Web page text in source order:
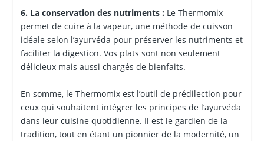
6. La conservation des nutriments :Le Thermomix
permet de cuire à la vapeur, une méthode de cuisson
idéale selon l’ayurvéda pour préserver les nutriments et
faciliter la digestion. Vos plats sont non seulement
délicieux mais aussi chargés de bienfaits.
En somme, le Thermomix est l’outil de prédilection pour
ceux qui souhaitent intégrer les principes de l’ayurvéda
dans leur cuisine quotidienne. Il est le gardien de la
tradition, tout en étant un pionnier de la modernité, un